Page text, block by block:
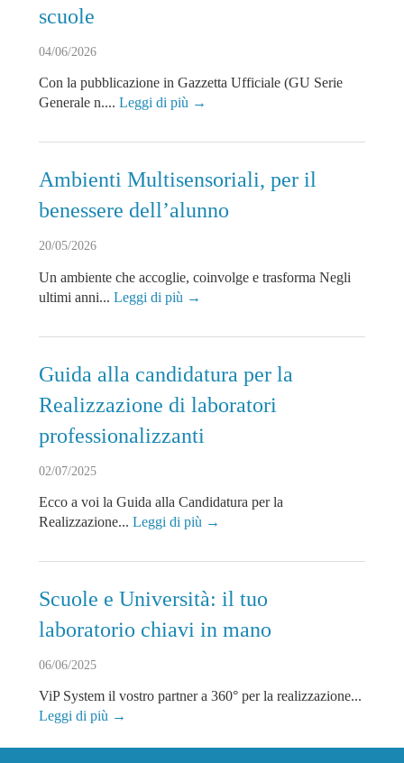
scuole
04/06/2026
Con la pubblicazione in Gazzetta Ufficiale (GU Serie
Generale n.... Leggi di più →
Ambienti Multisensoriali, per il
benessere dell’alunno
20/05/2026
Un ambiente che accoglie, coinvolge e trasforma Negli
ultimi anni... Leggi di più →
Guida alla candidatura per la
Realizzazione di laboratori
professionalizzanti
02/07/2025
Ecco a voi la Guida alla Candidatura per la
Realizzazione... Leggi di più →
Scuole e Università: il tuo
laboratorio chiavi in mano
06/06/2025
ViP System il vostro partner a 360° per la realizzazione...
Leggi di più →